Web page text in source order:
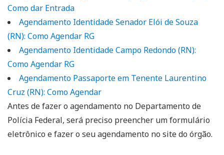
Como dar Entrada
Agendamento Identidade Senador Elói de Souza
(RN): Como Agendar RG
Agendamento Identidade Campo Redondo (RN):
Como Agendar RG
Agendamento Passaporte em Tenente Laurentino
Cruz (RN): Como Agendar
Antes de fazer o agendamento no Departamento de
Polícia Federal, será preciso preencher um formulário
eletrônico e fazer o seu agendamento no site do órgão.